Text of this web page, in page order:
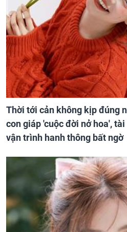
Thời tới cản không kịp đúng
con giáp 'cuộc đời nở hoa',
vận trình hanh thông bất ngờ